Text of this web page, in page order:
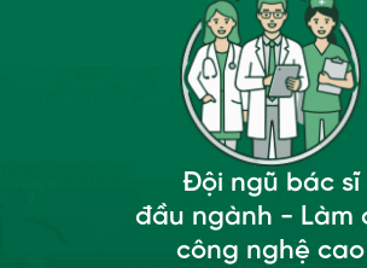
Đội ngũ bác sĩ
đầu ngành - Làm
công nghệ cao